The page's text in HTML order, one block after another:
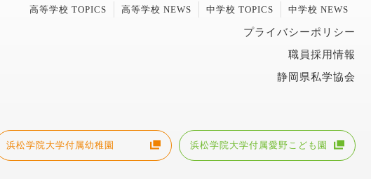
高等学校 TOPICS 高等学校 NEWS 中学校 TOPICS 中学校 NEWS
プライバシーポリシー
職員採用情報
静岡県私学協会
浜松学院大学付属幼稚園 浜松学院大学付属愛野こども園